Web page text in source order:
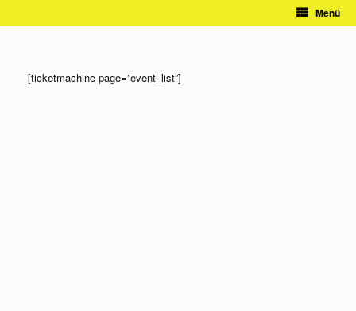
Menü
[ticketmachine page=”event_list”]